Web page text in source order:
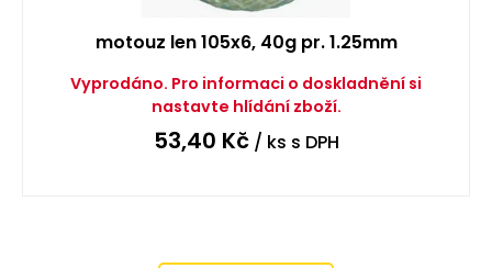
motouz len 105x6, 40g pr. 1.25mm
Vyprodáno. Pro informaci o doskladnění si
nastavte hlídání zboží.
53,40 Kč/ ks s DPH